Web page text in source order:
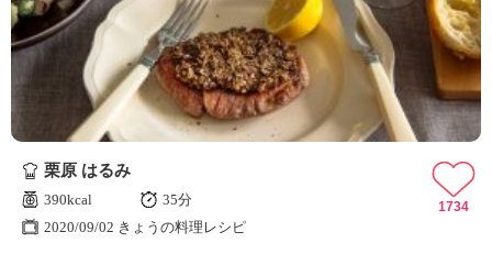
栗原 はるみ
390kcal
35分
2020/09/02 きょうの料理レシピ
1734